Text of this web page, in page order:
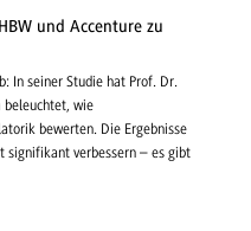
und Accenture zu
In seiner Studie hat Prof. Dr.
beleuchtet, wie
bewerten. Die Ergebnisse
signifikant verbessern – es gibt